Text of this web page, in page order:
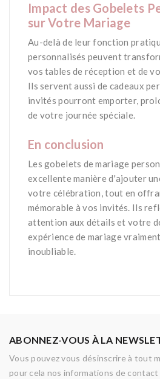
Impact des Gobelets
sur Votre Mariage
Au-delà de leur fonction
personnalisés peuvent
vos tables de réception et de
Ils servent aussi de cadeaux
invités pourront emporter,
de votre journée spéciale.
En conclusion
Les gobelets de mariage
excellente manière d'ajouter
votre célébration, tout en
mémorable à vos invités. Ils
attention aux détails et votre
expérience de mariage
inoubliable.
ABONNEZ-VOUS À LA
Vous pouvez vous désinscrire à tout
pour cela nos informations de